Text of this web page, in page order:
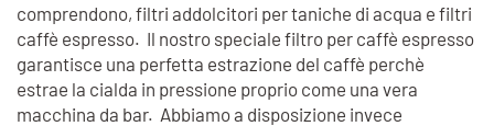
comprendono, filtri addolcitori per taniche di acqua e filtri
caffè espresso. Il nostro speciale filtro per caffè espresso
garantisce una perfetta estrazione del caffè perchè
estrae la cialda in pressione proprio come una vera
macchina da bar. Abbiamo a disposizione invece